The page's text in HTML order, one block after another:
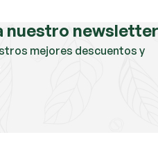
nuestro newsletter
mejores descuentos y